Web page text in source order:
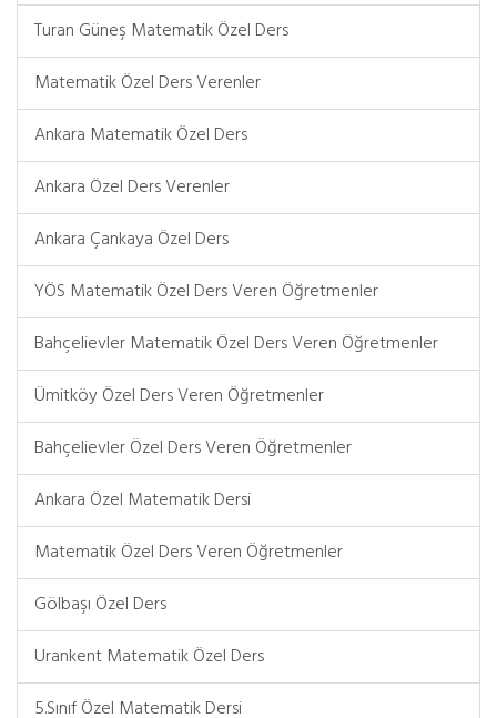
Turan Güneş Matematik Özel Ders
Matematik Özel Ders Verenler
Ankara Matematik Özel Ders
Ankara Özel Ders Verenler
Ankara Çankaya Özel Ders
YÖS Matematik Özel Ders Veren Öğretmenler
Bahçelievler Matematik Özel Ders Veren Öğretmenler
Ümitköy Özel Ders Veren Öğretmenler
Bahçelievler Özel Ders Veren Öğretmenler
Ankara Özel Matematik Dersi
Matematik Özel Ders Veren Öğretmenler
Gölbaşı Özel Ders
Urankent Matematik Özel Ders
5.Sınıf Özel Matematik Dersi